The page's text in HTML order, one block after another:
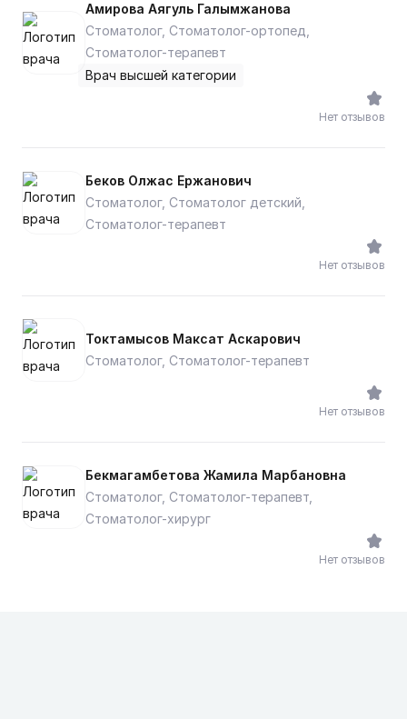
Амирова Аягуль Галымжанова
Стоматолог, Стоматолог-ортопед,
Стоматолог-терапевт
Врач высшей категории
Нет отзывов
Беков Олжас Ержанович
Стоматолог, Стоматолог детский,
Стоматолог-терапевт
Нет отзывов
Токтамысов Максат Аскарович
Стоматолог, Стоматолог-терапевт
Нет отзывов
Бекмагамбетова Жамила Марбановна
Стоматолог, Стоматолог-терапевт,
Стоматолог-хирург
Нет отзывов